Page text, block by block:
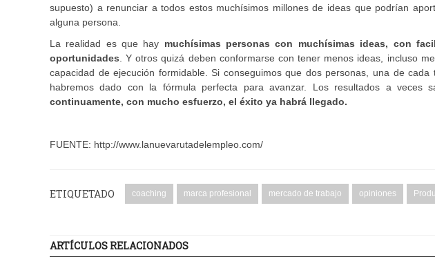
supuesto) a renunciar a todos estos muchísimos millones de ideas que podrían
alguna persona.
La realidad es que hay muchísimas personas con muchísimas ideas, con
oportunidades. Y otros quizá deben conformarse con tener menos ideas, incluso
capacidad de ejecución formidable. Si conseguimos que dos personas, una de
habremos dado con la fórmula perfecta para avanzar. Los resultados a
continuamente, con mucho esfuerzo, el éxito ya habrá llegado.
FUENTE: http://www.lanuevarutadelempleo.com/
ETIQUETADO coaching marca profesional mercado de trabajo opiniones
ARTÍCULOS RELACIONADOS